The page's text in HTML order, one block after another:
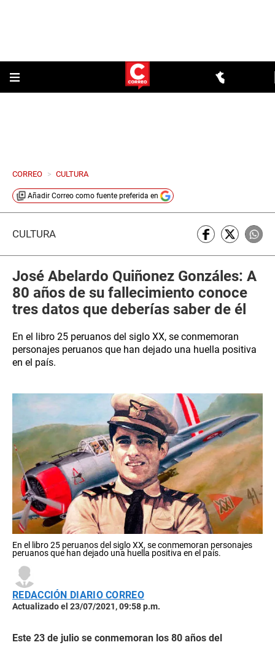
CORREO > CULTURA
Añadir Correo como fuente preferida en
CULTURA
José Abelardo Quiñonez Gonzáles: A
80 años de su fallecimiento conoce
tres datos que deberías saber de él
En el libro 25 peruanos del siglo XX, se conmemoran
personajes peruanos que han dejado una huella positiva
en el país.
En el libro 25 peruanos del siglo XX, se conmemoran personajes
peruanos que han dejado una huella positiva en el país.
REDACCIÓN DIARIO CORREO
Actualizado el 23/07/2021, 09:58 p.m.
Este 23 de julio se conmemoran los 80 años del